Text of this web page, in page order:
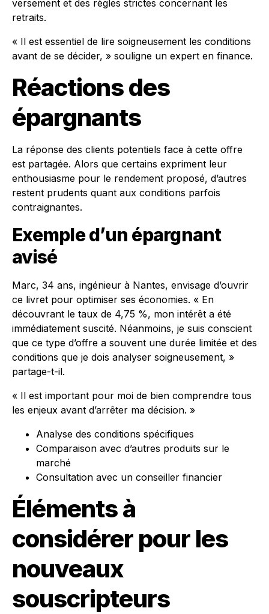
versement et des règles strictes concernant les
retraits.
« Il est essentiel de lire soigneusement les conditions
avant de se décider, » souligne un expert en finance.
Réactions des
épargnants
La réponse des clients potentiels face à cette offre
est partagée. Alors que certains expriment leur
enthousiasme pour le rendement proposé, d’autres
restent prudents quant aux conditions parfois
contraignantes.
Exemple d’un épargnant
avisé
Marc, 34 ans, ingénieur à Nantes, envisage d’ouvrir
ce livret pour optimiser ses économies. « En
découvrant le taux de 4,75 %, mon intérêt a été
immédiatement suscité. Néanmoins, je suis conscient
que ce type d’offre a souvent une durée limitée et des
conditions que je dois analyser soigneusement, »
partage-t-il.
« Il est important pour moi de bien comprendre tous
les enjeux avant d’arrêter ma décision. »
Analyse des conditions spécifiques
Comparaison avec d’autres produits sur le
marché
Consultation avec un conseiller financier
Éléments à
considérer pour les
nouveaux
souscripteurs